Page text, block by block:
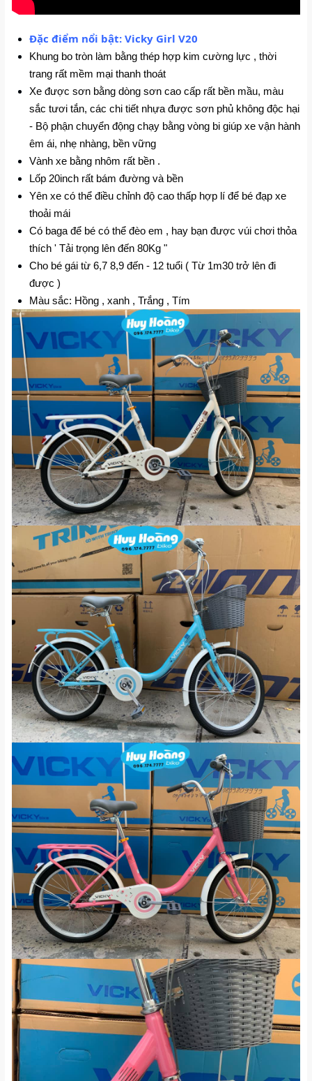
Đặc điểm nổi bật: Vicky Girl V20
Khung bo tròn làm bằng thép hợp kim cường lực , thời
trang rất mềm mại thanh thoát
Xe được sơn bằng dòng sơn cao cấp rất bền mầu, màu
sắc tươi tắn, các chi tiết nhựa được sơn phủ không độc hại
- Bộ phận chuyển động chạy bằng vòng bi giúp xe vận hành
êm ái, nhẹ nhàng, bền vững
Vành xe bằng nhôm rất bền .
Lốp 20inch rất bám đường và bền
Yên xe có thể điều chỉnh độ cao thấp hợp lí để bé đạp xe
thoải mái
Có baga để bé có thể đèo em , hay bạn được vúi chơi thỏa
thích ' Tải trọng lên đến 80Kg "
Cho bé gái từ 6,7 8,9 đến - 12 tuổi ( Từ 1m30 trở lên đi
được )
Màu sắc: Hồng , xanh , Trắng , Tím